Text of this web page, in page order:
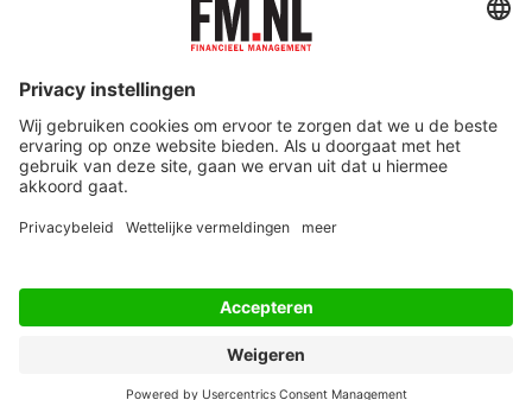
Werken bij ons
Privacy Statement
Algemene Voorwaarden